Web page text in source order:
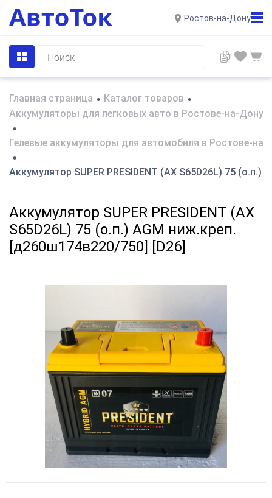
Ростов-на-Дону
Главная страница • Каталог товаров •
Аккумуляторы для легковых авто в Ростове-на-Дону
•
Гелевые аккумуляторы для автомобиля в Ростове-на-
•
Аккумулятор SUPER PRESIDENT (AX S65D26L) 75
Аккумулятор SUPER PRESIDENT (AX
S65D26L) 75 (о.п.) AGM ниж.креп.
[д260ш174в220/750] [D26]